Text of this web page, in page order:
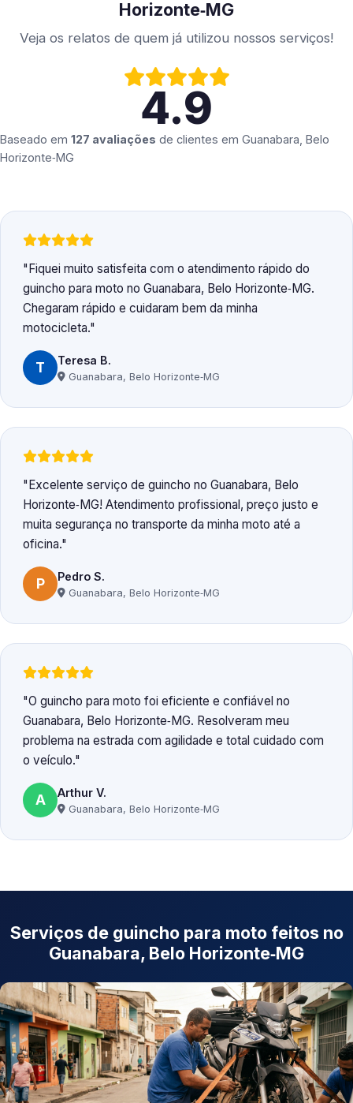
Horizonte‑MG
Veja os relatos de quem já utilizou nossos serviços!
4.9
Baseado em 127 avaliações de clientes em Guanabara, Belo
Horizonte‑MG
Fiquei muito satisfeita com o atendimento rápido do
guincho para moto no Guanabara, Belo Horizonte‑MG.
Chegaram rápido e cuidaram bem da minha
motocicleta.
T Teresa B.
Guanabara, Belo Horizonte‑MG
Excelente serviço de guincho no Guanabara, Belo
Horizonte‑MG! Atendimento profissional, preço justo e
muita segurança no transporte da minha moto até a
oficina.
P Pedro S.
Guanabara, Belo Horizonte‑MG
O guincho para moto foi eficiente e confiável no
Guanabara, Belo Horizonte‑MG. Resolveram meu
problema na estrada com agilidade e total cuidado com
o veículo.
A Arthur V.
Guanabara, Belo Horizonte‑MG
Serviços de guincho para moto feitos no
Guanabara, Belo Horizonte‑MG